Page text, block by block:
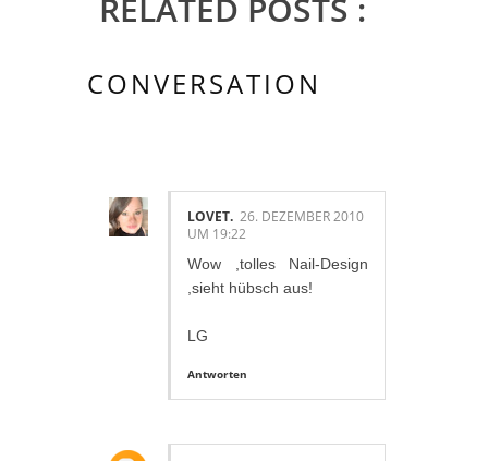
CONVERSATION
LOVET. 26. DEZEMBER 2010
UM 19:22
Wow ,tolles Nail-Design
,sieht hübsch aus!
LG
Antworten